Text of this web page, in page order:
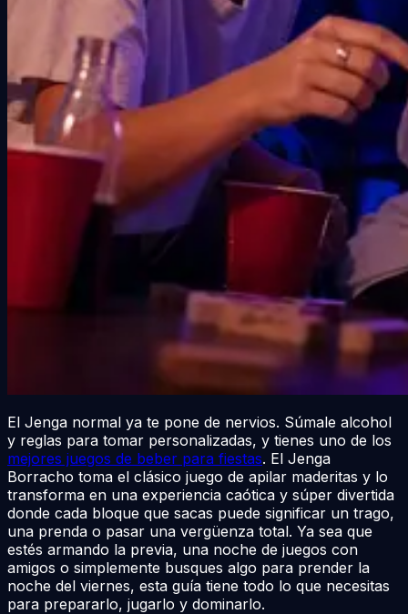
El Jenga normal ya te pone de nervios. Súmale alcohol
y reglas para tomar personalizadas, y tienes uno de los
mejores juegos de beber para fiestas. El Jenga
Borracho toma el clásico juego de apilar maderitas y lo
transforma en una experiencia caótica y súper divertida
donde cada bloque que sacas puede significar un trago,
una prenda o pasar una vergüenza total. Ya sea que
estés armando la previa, una noche de juegos con
amigos o simplemente busques algo para prender la
noche del viernes, esta guía tiene todo lo que necesitas
para prepararlo, jugarlo y dominarlo.